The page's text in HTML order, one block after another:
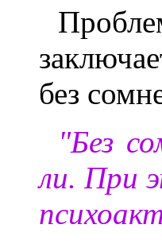
без
"Без
ли. При